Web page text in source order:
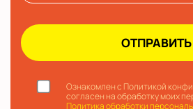
Ознакомлен с Политикой
согласен на обработку моих
Политика обработки